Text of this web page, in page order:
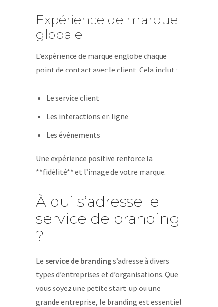
Expérience de marque
globale
L’expérience de marque englobe chaque
point de contact avec le client. Cela inclut :
Le service client
Les interactions en ligne
Les événements
Une expérience positive renforce la
**fidélité** et l’image de votre marque.
À qui s’adresse le
service de branding
?
Le service de brandings’adresse à divers
types d’entreprises et d’organisations. Que
vous soyez une petite start-up ou une
grande entreprise, le branding est essentiel